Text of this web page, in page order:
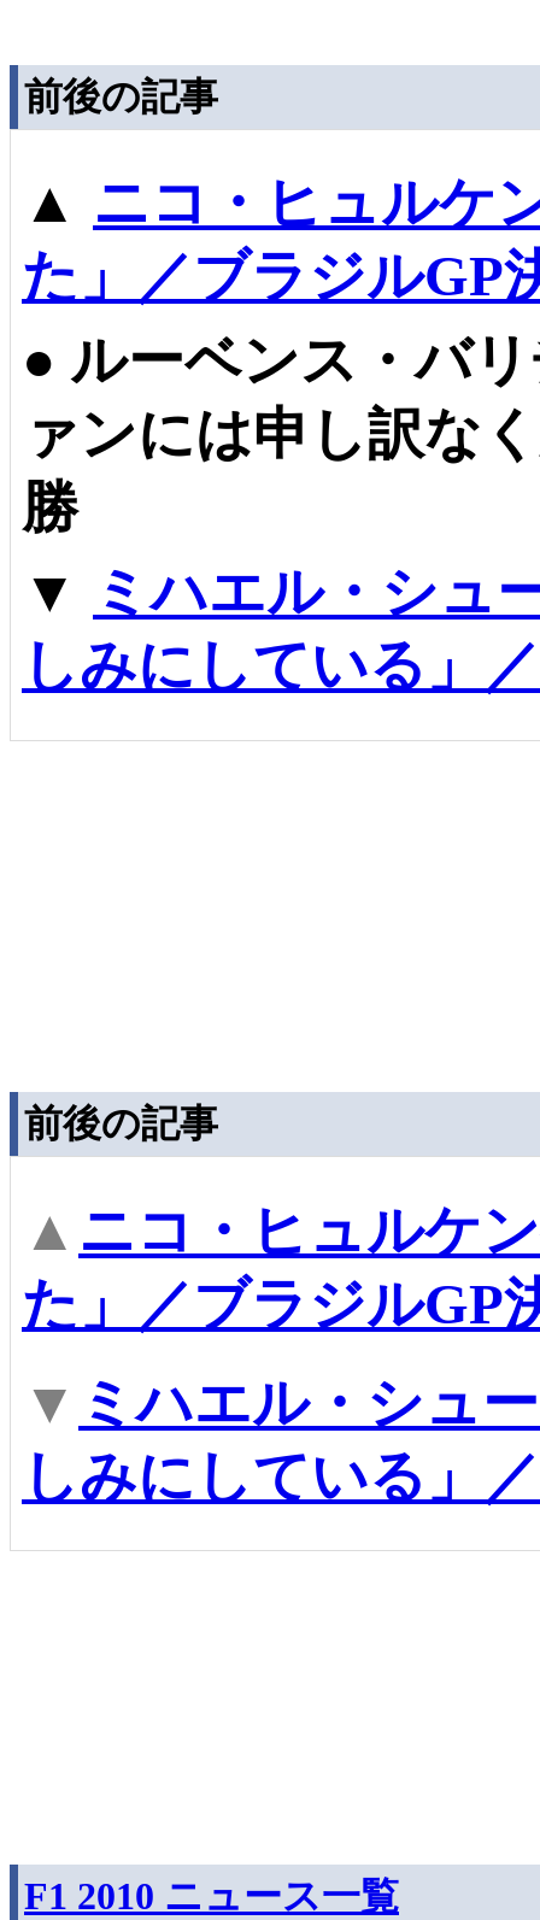
前後の記事
▲ ニコ・ヒュルケ
た」／ブラジルGP
● ルーベンス・バ
ァンには申し訳な
勝
▼
ミハエル・シュ
しみにしている」
前後の記事
▲ ニコ・ヒュルケ
た」／ブラジルGP
▼ ミハエル・シュ
しみにしている」
F1 2010 ニュース一覧